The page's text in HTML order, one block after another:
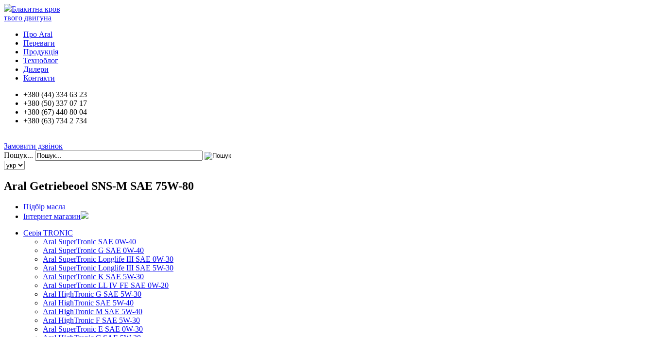
Блакитна кров
твого двигуна
Про Aral
Переваги
Продукція
Техноблог
Дилери
Контакти
+380 (44) 334 63 23
+380 (50) 337 07 17
+380 (67) 440 80 04
+380 (63) 734 2 734
Замовити дзвінок
Пошук...
Aral Getriebeoel SNS-M SAE 75W-80
Підбір масла
Інтернет магазин
Серія TRONIC
Aral SuperTronic SAE 0W-40
Aral SuperTronic G SAE 0W-40
Aral SuperTronic Longlife III SAE 0W-30
Aral SuperTronic Longlife III SAE 5W-30
Aral SuperTronic K SAE 5W-30
Aral SuperTronic LL IV FE SAE 0W-20
Aral HighTronic G SAE 5W-30
Aral HighTronic SAE 5W-40
Aral HighTronic M SAE 5W-40
Aral HighTronic F SAE 5W-30
Aral SuperTronic E SAE 0W-30